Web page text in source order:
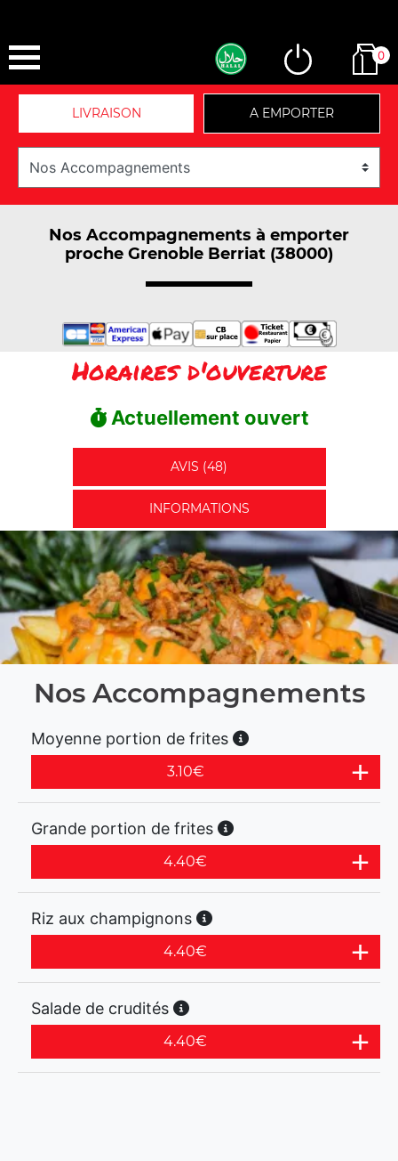
0
LIVRAISON A EMPORTER
Nos Accompagnements à emporter
proche Grenoble Berriat (38000)
Horaires d'ouverture
Actuellement ouvert
AVIS (48)
INFORMATIONS
Nos Accompagnements
Moyenne portion de frites
3.10€
Grande portion de frites
4.40€
Riz aux champignons
4.40€
Salade de crudités
4.40€